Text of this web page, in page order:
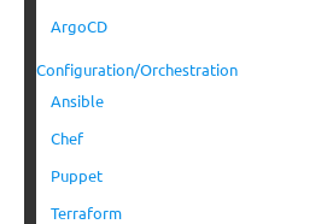
ArgoCD
Configuration/Orchestration
Ansible
Chef
Puppet
Terraform